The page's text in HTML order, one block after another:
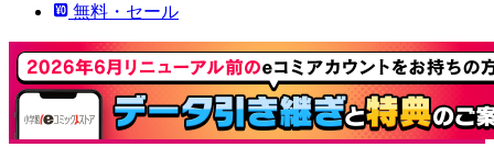
無料・セール